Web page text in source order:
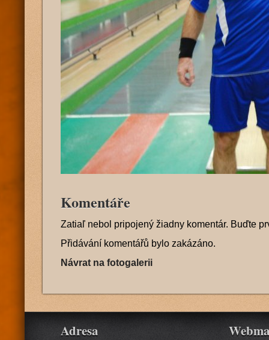
Komentáře
Zatiaľ nebol pripojený žiadny komentár. Buďte
Přidávání komentářů bylo zakázáno.
Návrat na fotogalerii
Adresa